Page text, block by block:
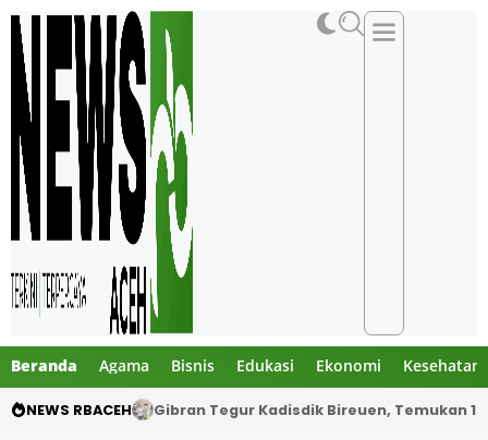
Beranda Agama Bisnis Edukasi Ekonomi Kesehatan
NEWS RBACEH PHE NSO Klarifikasi Dugaan Bau Amoniak